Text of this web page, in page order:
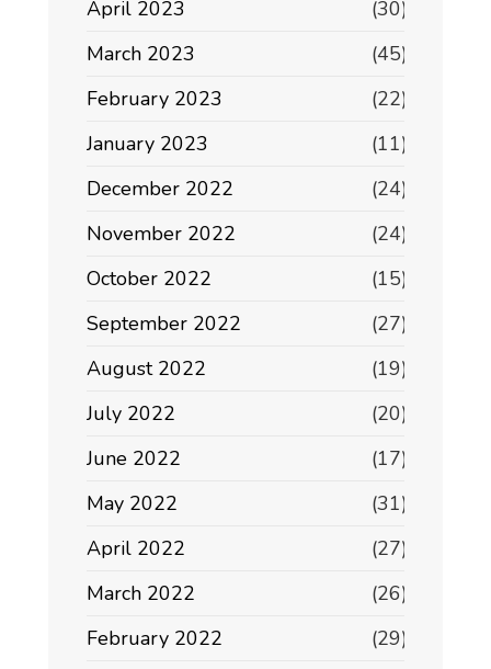
April 2023
(30)
March 2023
(45)
February 2023
(22)
January 2023
(11)
December 2022
(24)
November 2022
(24)
October 2022
(15)
September 2022
(27)
August 2022
(19)
July 2022
(20)
June 2022
(17)
May 2022
(31)
April 2022
(27)
March 2022
(26)
February 2022
(29)